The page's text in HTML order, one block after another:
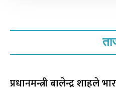
प्रधानमन्त्री बालेन्द्र शाहले